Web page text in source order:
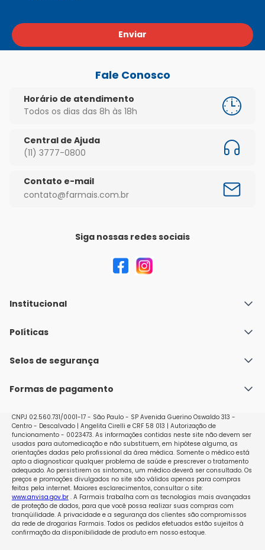
Enviar
Fale Conosco
Horário de atendimento
Todos os dias das 8h às 18h
Central de Ajuda
(11) 3777-0800
Contato e-mail
contato@farmais.com.br
Siga nossas redes sociais
Institucional
Quem Somos
Nossas lojas
Políticas
Política de Envio
Políticas de Trocas e Devoluções
Selos de segurança
Formas de pagamento
CNPJ 02.560.731/0001-17 - São Paulo - SP Avenida Guerino Oswaldo 313 -
Centro - Descalvado | Angelita Cirelli e CRF 58 013 | Autorização de
funcionamento - 0023473. As informações contidas neste site não devem ser
usadas para automedicação e não substituem, em hipótese alguma, as
orientações dadas pelo profissional da área médica. Somente o médico está
apto a diagnosticar qualquer problema de saúde e prescrever o tratamento
adequado. Ao persistirem os sintomas, um médico deverá ser consultado. Os
preços e promoções divulgados no site são válidos apenas para compras
feitas pela internet. Maiores esclarecimentos, consultar o site:
www.anvisa.gov.br. A Farmais trabalha com as tecnologias mais avançadas
de proteção de dados, para que você possa realizar suas compras com
tranqüilidade. A privacidade e a segurança dos clientes são compromissos
da rede de drogarias Farmais. Todos os pedidos efetuados estão sujeitos à
confirmação da disponibilidade de produto em nosso estoque.